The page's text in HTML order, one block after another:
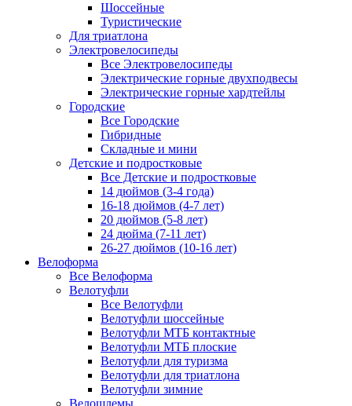
Шоссейные
Туристические
Для триатлона
Электровелосипеды
Все Электровелосипеды
Электрические горные двухподвесы
Электрические горные хардтейлы
Городские
Все Городские
Гибридные
Складные и мини
Детские и подростковые
Все Детские и подростковые
14 дюймов (3-4 года)
16-18 дюймов (4-7 лет)
20 дюймов (5-8 лет)
24 дюйма (7-11 лет)
26-27 дюймов (10-16 лет)
Велоформа
Все Велоформа
Велотуфли
Все Велотуфли
Велотуфли шоссейные
Велотуфли МТБ контактные
Велотуфли МТБ плоские
Велотуфли для туризма
Велотуфли для триатлона
Велотуфли зимние
Велошлемы